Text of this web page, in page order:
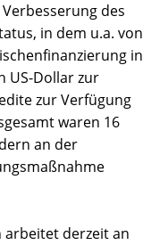
des
in dem u.a. von
in
US-Dollar zur
zur Verfügung
waren 16
an der
arbeitet derzeit an